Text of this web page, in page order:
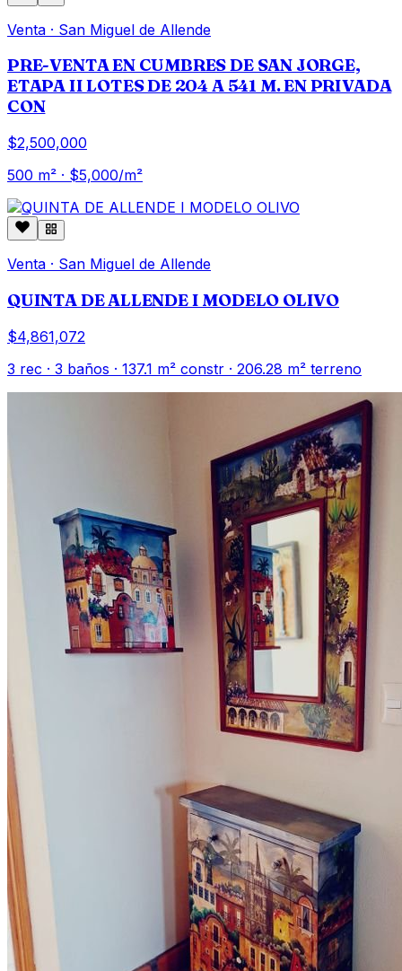
Venta · San Miguel de Allende
PRE-VENTA EN CUMBRES DE SAN JORGE,
ETAPA II LOTES DE 204 A 541 M. EN PRIVADA
CON
$2,500,000
500 m² · $5,000/m²
Venta · San Miguel de Allende
QUINTA DE ALLENDE I MODELO OLIVO
$4,861,072
3 rec · 3 baños · 137.1 m² constr · 206.28 m² terreno